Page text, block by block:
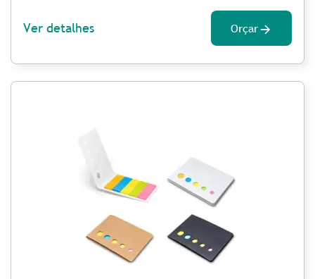
Ver detalhes Orçar